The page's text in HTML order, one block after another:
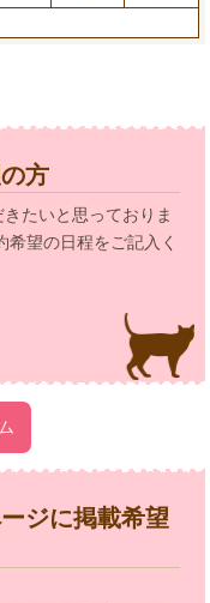
方
たいと思っておりま
望の日程をご記入く
ジに掲載希望